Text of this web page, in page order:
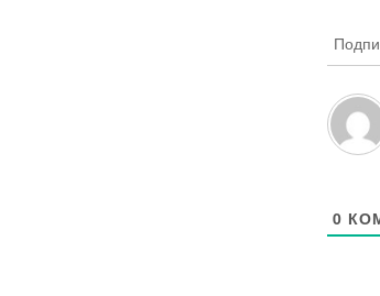
0